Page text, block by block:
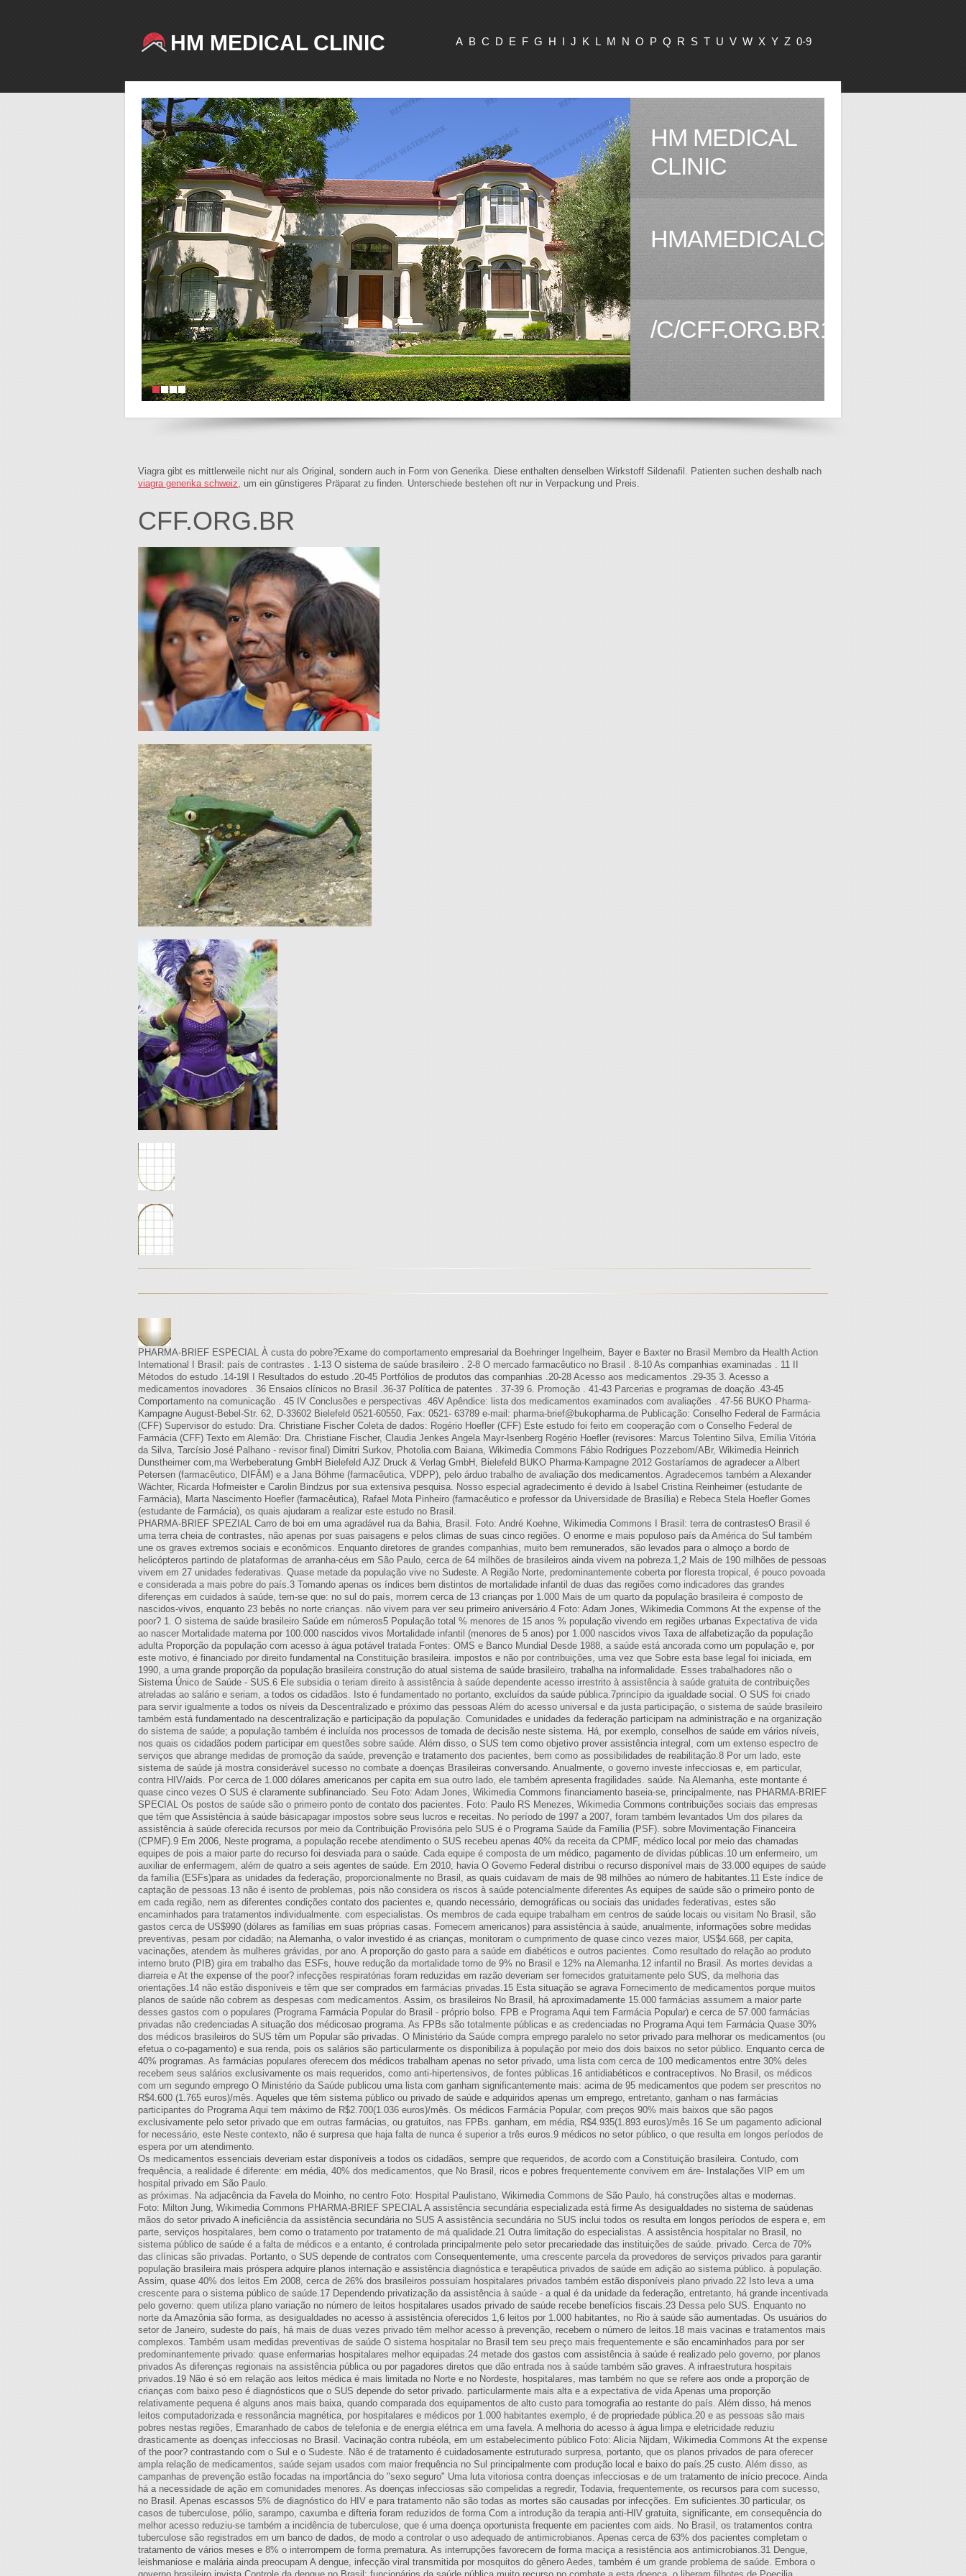
HM MEDICAL CLINIC A B C D E F G H I J K L M N O P Q R S T U V W X Y Z 0-9
HM MEDICAL
CLINIC
HMAMEDICALCLINIC.COM
/C/CFF.ORG.BR1.HTML
Viagra gibt es mittlerweile nicht nur als Original, sondern auch in Form von Generika. Diese enthalten denselben Wirkstoff Sildenafil. Patienten suchen deshalb nach
viagra generika schweiz, um ein günstigeres Präparat zu finden. Unterschiede bestehen oft nur in Verpackung und Preis.
CFF.ORG.BR
PHARMA-BRIEF ESPECIAL À custa do pobre?Exame do comportamento empresarial da Boehringer Ingelheim, Bayer e Baxter no Brasil Membro da Health Action
International I Brasil: país de contrastes . 1-13 O sistema de saúde brasileiro . 2-8 O mercado farmacêutico no Brasil . 8-10 As companhias examinadas . 11 II
Métodos do estudo .14-19I I Resultados do estudo .20-45 Portfólios de produtos das companhias .20-28 Acesso aos medicamentos .29-35 3. Acesso a
medicamentos inovadores . 36 Ensaios clínicos no Brasil .36-37 Política de patentes . 37-39 6. Promoção . 41-43 Parcerias e programas de doação .43-45
Comportamento na comunicação . 45 IV Conclusões e perspectivas .46V Apêndice: lista dos medicamentos examinados com avaliações . 47-56 BUKO Pharma-
Kampagne August-Bebel-Str. 62, D-33602 Bielefeld 0521-60550, Fax: 0521- 63789 e-mail: pharma-brief@bukopharma.de Publicação: Conselho Federal de Farmácia
(CFF) Supervisor do estudo: Dra. Christiane Fischer Coleta de dados: Rogério Hoefler (CFF) Este estudo foi feito em cooperação com o Conselho Federal de
Farmácia (CFF) Texto em Alemão: Dra. Christiane Fischer, Claudia Jenkes Angela Mayr-Isenberg Rogério Hoefler (revisores: Marcus Tolentino Silva, Emília Vitória
da Silva, Tarcísio José Palhano - revisor final) Dimitri Surkov, Photolia.com Baiana, Wikimedia Commons Fábio Rodrigues Pozzebom/ABr, Wikimedia Heinrich
Dunstheimer com,ma Werbeberatung GmbH Bielefeld AJZ Druck & Verlag GmbH, Bielefeld BUKO Pharma-Kampagne 2012 Gostaríamos de agradecer a Albert
Petersen (farmacêutico, DIFÄM) e a Jana Böhme (farmacêutica, VDPP), pelo árduo trabalho de avaliação dos medicamentos. Agradecemos também a Alexander
Wächter, Ricarda Hofmeister e Carolin Bindzus por sua extensiva pesquisa. Nosso especial agradecimento é devido à Isabel Cristina Reinheimer (estudante de
Farmácia), Marta Nascimento Hoefler (farmacêutica), Rafael Mota Pinheiro (farmacêutico e professor da Universidade de Brasília) e Rebeca Stela Hoefler Gomes
(estudante de Farmácia), os quais ajudaram a realizar este estudo no Brasil.
PHARMA-BRIEF SPEZIAL Carro de boi em uma agradável rua da Bahia, Brasil. Foto: André Koehne, Wikimedia Commons I Brasil: terra de contrastesO Brasil é
uma terra cheia de contrastes, não apenas por suas paisagens e pelos climas de suas cinco regiões. O enorme e mais populoso país da América do Sul também
une os graves extremos sociais e econômicos. Enquanto diretores de grandes companhias, muito bem remunerados, são levados para o almoço a bordo de
helicópteros partindo de plataformas de arranha-céus em São Paulo, cerca de 64 milhões de brasileiros ainda vivem na pobreza.1,2 Mais de 190 milhões de pessoas
vivem em 27 unidades federativas. Quase metade da população vive no Sudeste. A Região Norte, predominantemente coberta por floresta tropical, é pouco povoada
e considerada a mais pobre do país.3 Tomando apenas os índices bem distintos de mortalidade infantil de duas das regiões como indicadores das grandes
diferenças em cuidados à saúde, tem-se que: no sul do país, morrem cerca de 13 crianças por 1.000 Mais de um quarto da população brasileira é composto de
nascidos-vivos, enquanto 23 bebês no norte crianças. não vivem para ver seu primeiro aniversário.4 Foto: Adam Jones, Wikimedia Commons At the expense of the
poor? 1. O sistema de saúde brasileiro Saúde em números5 População total % menores de 15 anos % população vivendo em regiões urbanas Expectativa de vida
ao nascer Mortalidade materna por 100.000 nascidos vivos Mortalidade infantil (menores de 5 anos) por 1.000 nascidos vivos Taxa de alfabetização da população
adulta Proporção da população com acesso à água potável tratada Fontes: OMS e Banco Mundial Desde 1988, a saúde está ancorada como um população e, por
este motivo, é financiado por direito fundamental na Constituição brasileira. impostos e não por contribuições, uma vez que Sobre esta base legal foi iniciada, em
1990, a uma grande proporção da população brasileira construção do atual sistema de saúde brasileiro, trabalha na informalidade. Esses trabalhadores não o
Sistema Único de Saúde - SUS.6 Ele subsidia o teriam direito à assistência à saúde dependente acesso irrestrito à assistência à saúde gratuita de contribuições
atreladas ao salário e seriam, a todos os cidadãos. Isto é fundamentado no portanto, excluídos da saúde pública.7princípio da igualdade social. O SUS foi criado
para servir igualmente a todos os níveis da Descentralizado e próximo das pessoas Além do acesso universal e da justa participação, o sistema de saúde brasileiro
também está fundamentado na descentralização e participação da população. Comunidades e unidades da federação participam na administração e na organização
do sistema de saúde; a população também é incluída nos processos de tomada de decisão neste sistema. Há, por exemplo, conselhos de saúde em vários níveis,
nos quais os cidadãos podem participar em questões sobre saúde. Além disso, o SUS tem como objetivo prover assistência integral, com um extenso espectro de
serviços que abrange medidas de promoção da saúde, prevenção e tratamento dos pacientes, bem como as possibilidades de reabilitação.8 Por um lado, este
sistema de saúde já mostra considerável sucesso no combate a doenças Brasileiras conversando. Anualmente, o governo investe infecciosas e, em particular,
contra HIV/aids. Por cerca de 1.000 dólares americanos per capita em sua outro lado, ele também apresenta fragilidades. saúde. Na Alemanha, este montante é
quase cinco vezes O SUS é claramente subfinanciado. Seu Foto: Adam Jones, Wikimedia Commons financiamento baseia-se, principalmente, nas PHARMA-BRIEF
SPECIAL Os postos de saúde são o primeiro ponto de contato dos pacientes. Foto: Paulo RS Menezes, Wikimedia Commons contribuições sociais das empresas
que têm que Assistência à saúde básicapagar impostos sobre seus lucros e receitas. No período de 1997 a 2007, foram também levantados Um dos pilares da
assistência à saúde oferecida recursos por meio da Contribuição Provisória pelo SUS é o Programa Saúde da Família (PSF). sobre Movimentação Financeira
(CPMF).9 Em 2006, Neste programa, a população recebe atendimento o SUS recebeu apenas 40% da receita da CPMF, médico local por meio das chamadas
equipes de pois a maior parte do recurso foi desviada para o saúde. Cada equipe é composta de um médico, pagamento de dívidas públicas.10 um enfermeiro, um
auxiliar de enfermagem, além de quatro a seis agentes de saúde. Em 2010, havia O Governo Federal distribui o recurso disponível mais de 33.000 equipes de saúde
da família (ESFs)para as unidades da federação, proporcionalmente no Brasil, as quais cuidavam de mais de 98 milhões ao número de habitantes.11 Este índice de
captação de pessoas.13 não é isento de problemas, pois não considera os riscos à saúde potencialmente diferentes As equipes de saúde são o primeiro ponto de
em cada região, nem as diferentes condições contato dos pacientes e, quando necessário, demográficas ou sociais das unidades federativas, estes são
encaminhados para tratamentos individualmente. com especialistas. Os membros de cada equipe trabalham em centros de saúde locais ou visitam No Brasil, são
gastos cerca de US$990 (dólares as famílias em suas próprias casas. Fornecem americanos) para assistência à saúde, anualmente, informações sobre medidas
preventivas, pesam por cidadão; na Alemanha, o valor investido é as crianças, monitoram o cumprimento de quase cinco vezes maior, US$4.668, per capita,
vacinações, atendem às mulheres grávidas, por ano. A proporção do gasto para a saúde em diabéticos e outros pacientes. Como resultado do relação ao produto
interno bruto (PIB) gira em trabalho das ESFs, houve redução da mortalidade torno de 9% no Brasil e 12% na Alemanha.12 infantil no Brasil. As mortes devidas a
diarreia e At the expense of the poor? infecções respiratórias foram reduzidas em razão deveriam ser fornecidos gratuitamente pelo SUS, da melhoria das
orientações.14 não estão disponíveis e têm que ser comprados em farmácias privadas.15 Esta situação se agrava Fornecimento de medicamentos porque muitos
planos de saúde não cobrem as despesas com medicamentos. Assim, os brasileiros No Brasil, há aproximadamente 15.000 farmácias assumem a maior parte
desses gastos com o populares (Programa Farmácia Popular do Brasil - próprio bolso. FPB e Programa Aqui tem Farmácia Popular) e cerca de 57.000 farmácias
privadas não credenciadas A situação dos médicosao programa. As FPBs são totalmente públicas e as credenciadas no Programa Aqui tem Farmácia Quase 30%
dos médicos brasileiros do SUS têm um Popular são privadas. O Ministério da Saúde compra emprego paralelo no setor privado para melhorar os medicamentos (ou
efetua o co-pagamento) e sua renda, pois os salários são particularmente os disponibiliza à população por meio dos dois baixos no setor público. Enquanto cerca de
40% programas. As farmácias populares oferecem dos médicos trabalham apenas no setor privado, uma lista com cerca de 100 medicamentos entre 30% deles
recebem seus salários exclusivamente os mais requeridos, como anti-hipertensivos, de fontes públicas.16 antidiabéticos e contraceptivos. No Brasil, os médicos
com um segundo emprego O Ministério da Saúde publicou uma lista com ganham significantemente mais: acima de 95 medicamentos que podem ser prescritos no
R$4.600 (1.765 euros)/mês. Aqueles que têm sistema público ou privado de saúde e adquiridos apenas um emprego, entretanto, ganham o nas farmácias
participantes do Programa Aqui tem máximo de R$2.700(1.036 euros)/mês. Os médicos Farmácia Popular, com preços 90% mais baixos que são pagos
exclusivamente pelo setor privado que em outras farmácias, ou gratuitos, nas FPBs. ganham, em média, R$4.935(1.893 euros)/mês.16 Se um pagamento adicional
for necessário, este Neste contexto, não é surpresa que haja falta de nunca é superior a três euros.9 médicos no setor público, o que resulta em longos períodos de
espera por um atendimento.
Os medicamentos essenciais deveriam estar disponíveis a todos os cidadãos, sempre que requeridos, de acordo com a Constituição brasileira. Contudo, com
frequência, a realidade é diferente: em média, 40% dos medicamentos, que No Brasil, ricos e pobres frequentemente convivem em áre- Instalações VIP em um
hospital privado em São Paulo.
as próximas. Na adjacência da Favela do Moinho, no centro Foto: Hospital Paulistano, Wikimedia Commons de São Paulo, há construções altas e modernas.
Foto: Milton Jung, Wikimedia Commons PHARMA-BRIEF SPECIAL A assistência secundária especializada está firme As desigualdades no sistema de saúdenas
mãos do setor privado A ineficiência da assistência secundária no SUS A assistência secundária no SUS inclui todos os resulta em longos períodos de espera e, em
parte, serviços hospitalares, bem como o tratamento por tratamento de má qualidade.21 Outra limitação do especialistas. A assistência hospitalar no Brasil, no
sistema público de saúde é a falta de médicos e a entanto, é controlada principalmente pelo setor precariedade das instituições de saúde. privado. Cerca de 70%
das clínicas são privadas. Portanto, o SUS depende de contratos com Consequentemente, uma crescente parcela da provedores de serviços privados para garantir
população brasileira mais próspera adquire planos internação e assistência diagnóstica e terapêutica privados de saúde em adição ao sistema público. à população.
Assim, quase 40% dos leitos Em 2008, cerca de 26% dos brasileiros possuíam hospitalares privados também estão disponíveis plano privado.22 Isto leva a uma
crescente para o sistema público de saúde.17 Dependendo privatização da assistência à saúde - a qual é da unidade da federação, entretanto, há grande incentivada
pelo governo: quem utiliza plano variação no número de leitos hospitalares usados privado de saúde recebe benefícios fiscais.23 Dessa pelo SUS. Enquanto no
norte da Amazônia são forma, as desigualdades no acesso à assistência oferecidos 1,6 leitos por 1.000 habitantes, no Rio à saúde são aumentadas. Os usuários do
setor de Janeiro, sudeste do país, há mais de duas vezes privado têm melhor acesso à prevenção, recebem o número de leitos.18 mais vacinas e tratamentos mais
complexos. Também usam medidas preventivas de saúde O sistema hospitalar no Brasil tem seu preço mais frequentemente e são encaminhados para por ser
predominantemente privado: quase enfermarias hospitalares melhor equipadas.24 metade dos gastos com assistência à saúde é realizado pelo governo, por planos
privados As diferenças regionais na assistência pública ou por pagadores diretos que dão entrada nos à saúde também são graves. A infraestrutura hospitais
privados.19 Não é só em relação aos leitos médica é mais limitada no Norte e no Nordeste, hospitalares, mas também no que se refere aos onde a proporção de
crianças com baixo peso é diagnósticos que o SUS depende do setor privado. particularmente mais alta e a expectativa de vida Apenas uma proporção
relativamente pequena é alguns anos mais baixa, quando comparada dos equipamentos de alto custo para tomografia ao restante do país. Além disso, há menos
leitos computadorizada e ressonância magnética, por hospitalares e médicos por 1.000 habitantes exemplo, é de propriedade pública.20 e as pessoas são mais
pobres nestas regiões, Emaranhado de cabos de telefonia e de energia elétrica em uma favela. A melhoria do acesso à água limpa e eletricidade reduziu
drasticamente as doenças infecciosas no Brasil. Vacinação contra rubéola, em um estabelecimento público Foto: Alicia Nijdam, Wikimedia Commons At the expense
of the poor? contrastando com o Sul e o Sudeste. Não é de tratamento é cuidadosamente estruturado surpresa, portanto, que os planos privados de para oferecer
ampla relação de medicamentos, saúde sejam usados com maior frequência no Sul principalmente com produção local e baixo do país.25 custo. Além disso, as
campanhas de prevenção estão focadas na importância do "sexo seguro" Uma luta vitoriosa contra doenças infecciosas e de um tratamento de início precoce. Ainda
há a necessidade de ação em comunidades menores. As doenças infecciosas são compelidas a regredir, Todavia, frequentemente, os recursos para com sucesso,
no Brasil. Apenas escassos 5% de diagnóstico do HIV e para tratamento não são todas as mortes são causadas por infecções. Em suficientes.30 particular, os
casos de tuberculose, pólio, sarampo, caxumba e difteria foram reduzidos de forma Com a introdução da terapia anti-HIV gratuita, significante, em consequência do
melhor acesso reduziu-se também a incidência de tuberculose, que é uma doença oportunista frequente em pacientes com aids. No Brasil, os tratamentos contra
tuberculose são registrados em um banco de dados, de modo a controlar o uso adequado de antimicrobianos. Apenas cerca de 63% dos pacientes completam o
tratamento de vários meses e 8% o interrompem de forma prematura. As interrupções favorecem de forma maciça a resistência aos antimicrobianos.31 Dengue,
leishmaniose e malária ainda preocupam A dengue, infecção viral transmitida por mosquitos do gênero Aedes, também é um grande problema de saúde. Embora o